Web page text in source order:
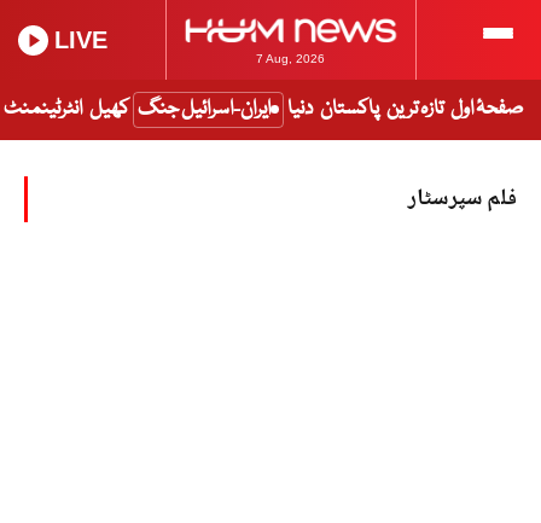
7 Aug, 2026
LIVE
صفحۂ اول تازہ ترین پاکستان دنیا ایران-اسرائیل جنگ کھیل انٹرٹینمنٹ
فلم سپرسٹار